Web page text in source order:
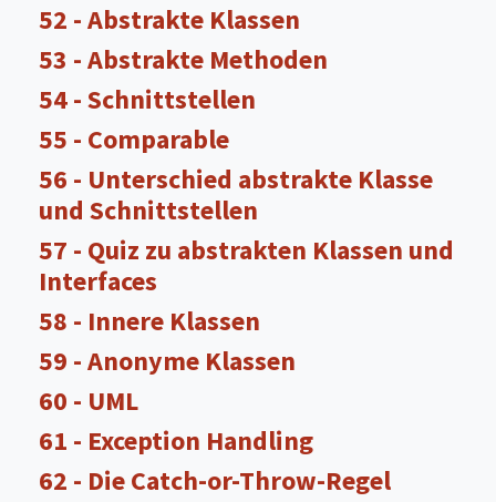
52 - Abstrakte Klassen
53 - Abstrakte Methoden
54 - Schnittstellen
55 - Comparable
56 - Unterschied abstrakte Klasse
und Schnittstellen
57 - Quiz zu abstrakten Klassen und
Interfaces
58 - Innere Klassen
59 - Anonyme Klassen
60 - UML
61 - Exception Handling
62 - Die Catch-or-Throw-Regel